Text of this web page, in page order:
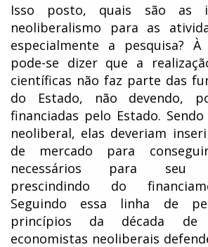
Isso posto, quais são as
neoliberalismo para as
especialmente a pesquisa?
pode-se dizer que a
científicas não faz parte das
do Estado, não devendo,
financiadas pelo Estado.
neoliberal, elas deveriam
de mercado para
necessários para seu
prescindindo do
Seguindo essa linha de
princípios da década de
economistas neoliberais